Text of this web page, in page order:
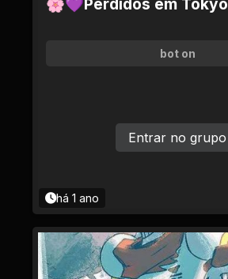
🌸💜Perdidos em Tokyo
bot on
há 1 ano
Entrar no grupo